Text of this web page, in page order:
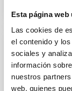
Esta página web
Las cookies de
el contenido y
sociales y
información
nuestros
web, quienes
PUBLICACIÓN
Coronae of
AB Dor,